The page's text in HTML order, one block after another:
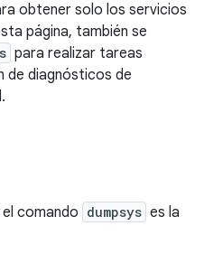
obtener solo los servicios
página, también se
para realizar tareas
de diagnósticos de
comando dumpsys es la